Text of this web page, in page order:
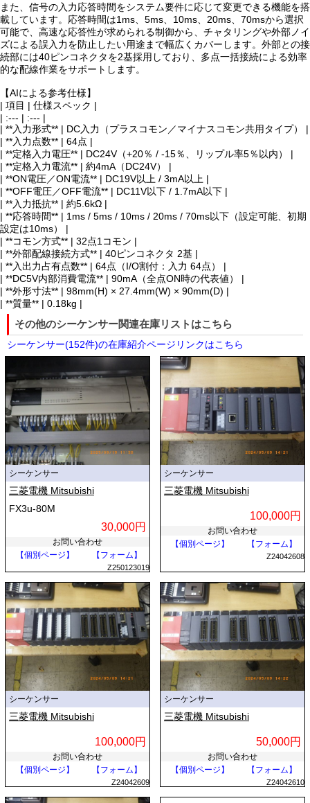
また、信号の入力応答時間をシステム要件に応じて変更できる機能を搭
載しています。応答時間は1ms、5ms、10ms、20ms、70msから選択
可能で、高速な応答性が求められる制御から、チャタリングや外部ノイ
ズによる誤入力を防止したい用途まで幅広くカバーします。外部との接
続部には40ピンコネクタを2基採用しており、多点一括接続による効率
的な配線作業をサポートします。
【AIによる参考仕様】
| 項目 | 仕様スペック |
| :--- | :--- |
| **入力形式** | DC入力（プラスコモン／マイナスコモン共用タイプ） |
| **入力点数** | 64点 |
| **定格入力電圧** | DC24V（+20％ / -15％、リップル率5％以内） |
| **定格入力電流** | 約4mA（DC24V） |
| **ON電圧／ON電流** | DC19V以上 / 3mA以上 |
| **OFF電圧／OFF電流** | DC11V以下 / 1.7mA以下 |
| **入力抵抗** | 約5.6kΩ |
| **応答時間** | 1ms / 5ms / 10ms / 20ms / 70ms以下（設定可能、初期
設定は10ms） |
| **コモン方式** | 32点1コモン |
| **外部配線接続方式** | 40ピンコネクタ 2基 |
| **入出力占有点数** | 64点（I/O割付：入力 64点） |
| **DC5V内部消費電流** | 90mA（全点ON時の代表値） |
| **外形寸法** | 98mm(H) × 27.4mm(W) × 90mm(D) |
| **質量** | 0.18kg |
その他のシーケンサー関連在庫リストはこちら
シーケンサー(152件)の在庫紹介ページリンクはこちら
シーケンサー
三菱電機 Mitsubishi
FX3u-80M
30,000円
お問い合わせ
【個別ページ】
【フォーム】
Z250123019
シーケンサー
三菱電機 Mitsubishi
100,000円
お問い合わせ
【個別ページ】
【フォーム】
Z24042608
シーケンサー
三菱電機 Mitsubishi
100,000円
お問い合わせ
【個別ページ】
【フォーム】
Z24042609
シーケンサー
三菱電機 Mitsubishi
50,000円
お問い合わせ
【個別ページ】
【フォーム】
Z24042610